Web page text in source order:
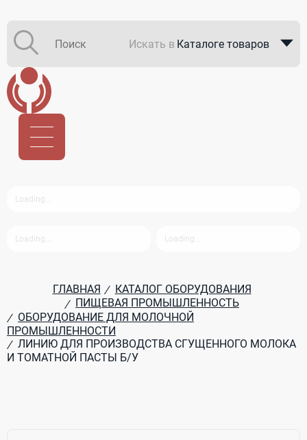
Искать в Каталоге товаров
ГЛАВНАЯ / КАТАЛОГ ОБОРУДОВАНИЯ
/ ПИЩЕВАЯ ПРОМЫШЛЕННОСТЬ
/ ОБОРУДОВАНИЕ ДЛЯ МОЛОЧНОЙ
ПРОМЫШЛЕННОСТИ
/ ЛИНИЮ ДЛЯ ПРОИЗВОДСТВА СГУЩЕННОГО МОЛОКА
И ТОМАТНОЙ ПАСТЫ Б/У